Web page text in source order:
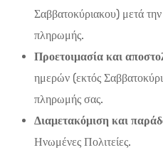
Σαββατοκύριακου) μετά
πληρωμής.
Προετοιμασία και
ημερών (εκτός
πληρωμής σας.
Διαμετακόμιση και
Ηνωμένες Πολιτείες.